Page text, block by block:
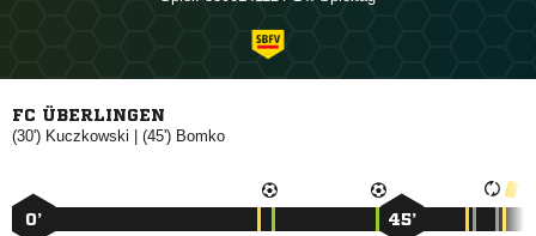
FC ÜBERLINGEN
(30')  | (45') 
0’ 45’